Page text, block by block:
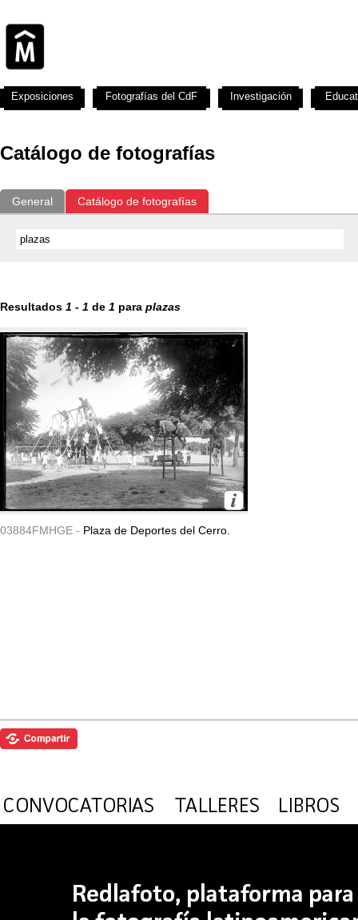
Catálogo de fotografías
General Catálogo de fotografías
Resultados 1 - 1 de 1 para plazas
03884FMHGE - Plaza de Deportes del Cerro.
Exposiciones Fotografías del CdF Investigación